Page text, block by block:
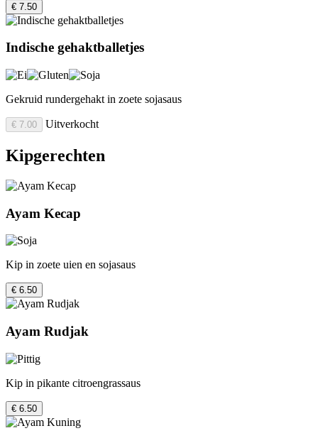
€ 7.50
Indische gehaktballetjes
Gekruid rundergehakt in zoete sojasaus
€ 7.00 Uitverkocht
Kipgerechten
Ayam Kecap
Kip in zoete uien en sojasaus
€ 6.50
Ayam Rudjak
Kip in pikante citroengrassaus
€ 6.50